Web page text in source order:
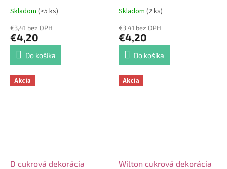
Skladom (>5 ks)
€3,41 bez DPH
€4,20
Do košíka
Skladom (2 ks)
€3,41 bez DPH
€4,20
Do košíka
Akcia
D cukrová dekorácia
Akcia
Wilton cukrová dekorácia